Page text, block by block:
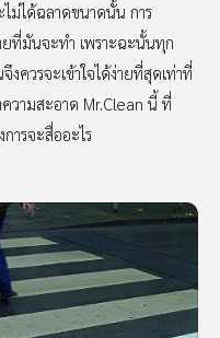
ม่ได้ฉลาดขนาดนั้น การ
ที่มันจะทำ เพราะฉะนั้นทุก
ควรจะเข้าใจได้ง่ายที่สุดเท่าที่
วามสะอาด Mr.Clean นี้ ที่
ารจะสื่ออะไร